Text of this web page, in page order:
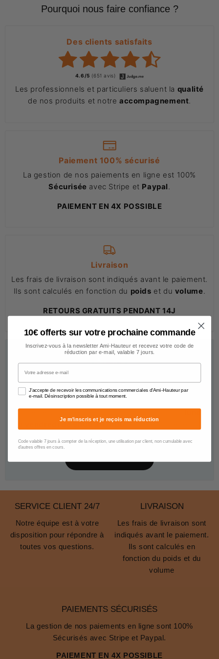
Pourquoi nous faire confiance ?
Des clients satisfaits
4.6/5 (651 avis)
Les professionnels et particuliers saluent la qualité
de nos produits et notre accompagnement
Paiement 100% sécurisé
La gestion de nos paiements en ligne est 100%
Sécurisée avec Stripe et Paypal
PAIEMENT EN 4X POSSIBLE
Livraison
Les frais de livraison sont indiqués avant le paiement.
Ils sont calculés en fonction du poids et du volume
RETOURS GRATUITS PENDANT 14J
Nous sommes à votre écoute
Notre service client est à votre disposition du
lundi
au vendredi de 9h00 à 17h00par téléphone, e-mail
SERVICE CLIENT 24/7
Notre équipe est à votre
disposition pour répondre à
toutes vos questions.
LIVRAISON
Les frais de livraison sont
indiqués avant le paiement.
Ils sont calculés en
fonction du poids et du
volume
PAIEMENTS SÉCURISÉS
La gestion de nos paiements en ligne sont 100%
Sécurisés avec Stripe et Paypal.
PAIEMENT EN 4X POSSIBLE
10€ offerts sur votre prochaine commande
Inscrivez-vous à la newsletter Ami-Hauteur et recevez votre code de
réduction par e-mail, valable 7 jours.
Votre adresse e-mail
J'accepte de recevoir les communications commerciales d'Ami-Hauteur par
e-mail. Désinscription possible à tout moment.
Je m'inscris et je reçois ma réduction
Code valable 7 jours à compter de la réception, une utilisation par client, non cumulable avec
d'autres offres en cours.